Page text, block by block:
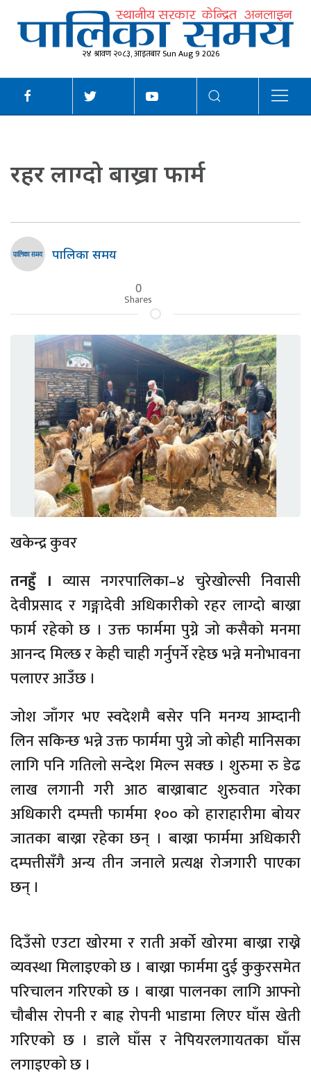
२४ श्रावण २०८३, आइतबार Sun Aug 9 2026
रहर लाग्दो बाख्रा फार्म
पालिका समय
0
Shares
खकेन्द्र कुवर
तनहुँ । व्यास नगरपालिका–४ चुरेखोल्सी निवासी
देवीप्रसाद र गङ्गादेवी अधिकारीको रहर लाग्दो बाख्रा
फार्म रहेको छ । उक्त फार्ममा पुग्ने जो कसैको मनमा
आनन्द मिल्छ र केही चाही गर्नुपर्ने रहेछ भन्ने मनोभावना
पलाएर आउँछ ।
जोश जाँगर भए स्वदेशमै बसेर पनि मनग्य आम्दानी
लिन सकिन्छ भन्ने उक्त फार्ममा पुग्ने जो कोही मानिसका
लागि पनि गतिलो सन्देश मिल्न सक्छ । शुरुमा रु डेढ
लाख लगानी गरी आठ बाख्राबाट शुरुवात गरेका
अधिकारी दम्पत्ती फार्ममा १०० को हाराहारीमा बोयर
जातका बाख्रा रहेका छन् । बाख्रा फार्ममा अधिकारी
दम्पत्तीसँगै अन्य तीन जनाले प्रत्यक्ष रोजगारी पाएका
छन् ।
दिउँसो एउटा खोरमा र राती अर्को खोरमा बाख्रा राख्ने
व्यवस्था मिलाइएको छ । बाख्रा फार्ममा दुई कुकुरसमेत
परिचालन गरिएको छ । बाख्रा पालनका लागि आफ्नो
चौबीस रोपनी र बाह्र रोपनी भाडामा लिएर घाँस खेती
गरिएको छ । डाले घाँस र नेपियरलगायतका घाँस
लगाइएको छ ।